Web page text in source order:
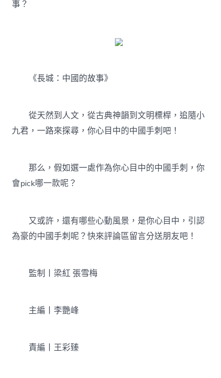
事？
《長城：中國的故事》
從天然到人文，從古典神韻到文明標桿，追隨小
九君，一路來探尋，你心目中的中國手刺吧！
那么，假如選一處作為你心目中的中國手刺，你
會pick哪一款呢？
又或許，還有哪些心動風景，是你心目中，引認
為豪的中國手刺呢？快來評論區留言分送朋友吧！
監制丨梁紅 張雪梅
主編丨李艷峰
責編丨王彩臻